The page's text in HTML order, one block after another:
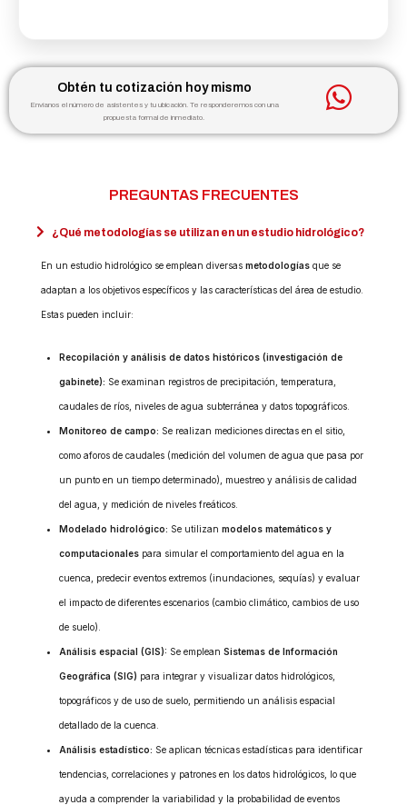
Obtén tu cotización hoy mismo
Envíanos el número de asistentes y tu ubicación. Te responderemos con una
propuesta formal de inmediato.
PREGUNTAS FRECUENTES
¿Qué metodologías se utilizan en un estudio hidrológico?
En un estudio hidrológico se emplean diversas metodologías que se
adaptan a los objetivos específicos y las características del área de estudio.
Estas pueden incluir:
Recopilación y análisis de datos históricos (investigación de
gabinete): Se examinan registros de precipitación, temperatura,
caudales de ríos, niveles de agua subterránea y datos topográficos.
Monitoreo de campo: Se realizan mediciones directas en el sitio,
como aforos de caudales (medición del volumen de agua que pasa por
un punto en un tiempo determinado), muestreo y análisis de calidad
del agua, y medición de niveles freáticos.
Modelado hidrológico: Se utilizan modelos matemáticos y
computacionales para simular el comportamiento del agua en la
cuenca, predecir eventos extremos (inundaciones, sequías) y evaluar
el impacto de diferentes escenarios (cambio climático, cambios de uso
de suelo).
Análisis espacial (GIS): Se emplean Sistemas de Información
Geográfica (SIG) para integrar y visualizar datos hidrológicos,
topográficos y de uso de suelo, permitiendo un análisis espacial
detallado de la cuenca.
Análisis estadístico: Se aplican técnicas estadísticas para identificar
tendencias, correlaciones y patrones en los datos hidrológicos, lo que
ayuda a comprender la variabilidad y la probabilidad de eventos